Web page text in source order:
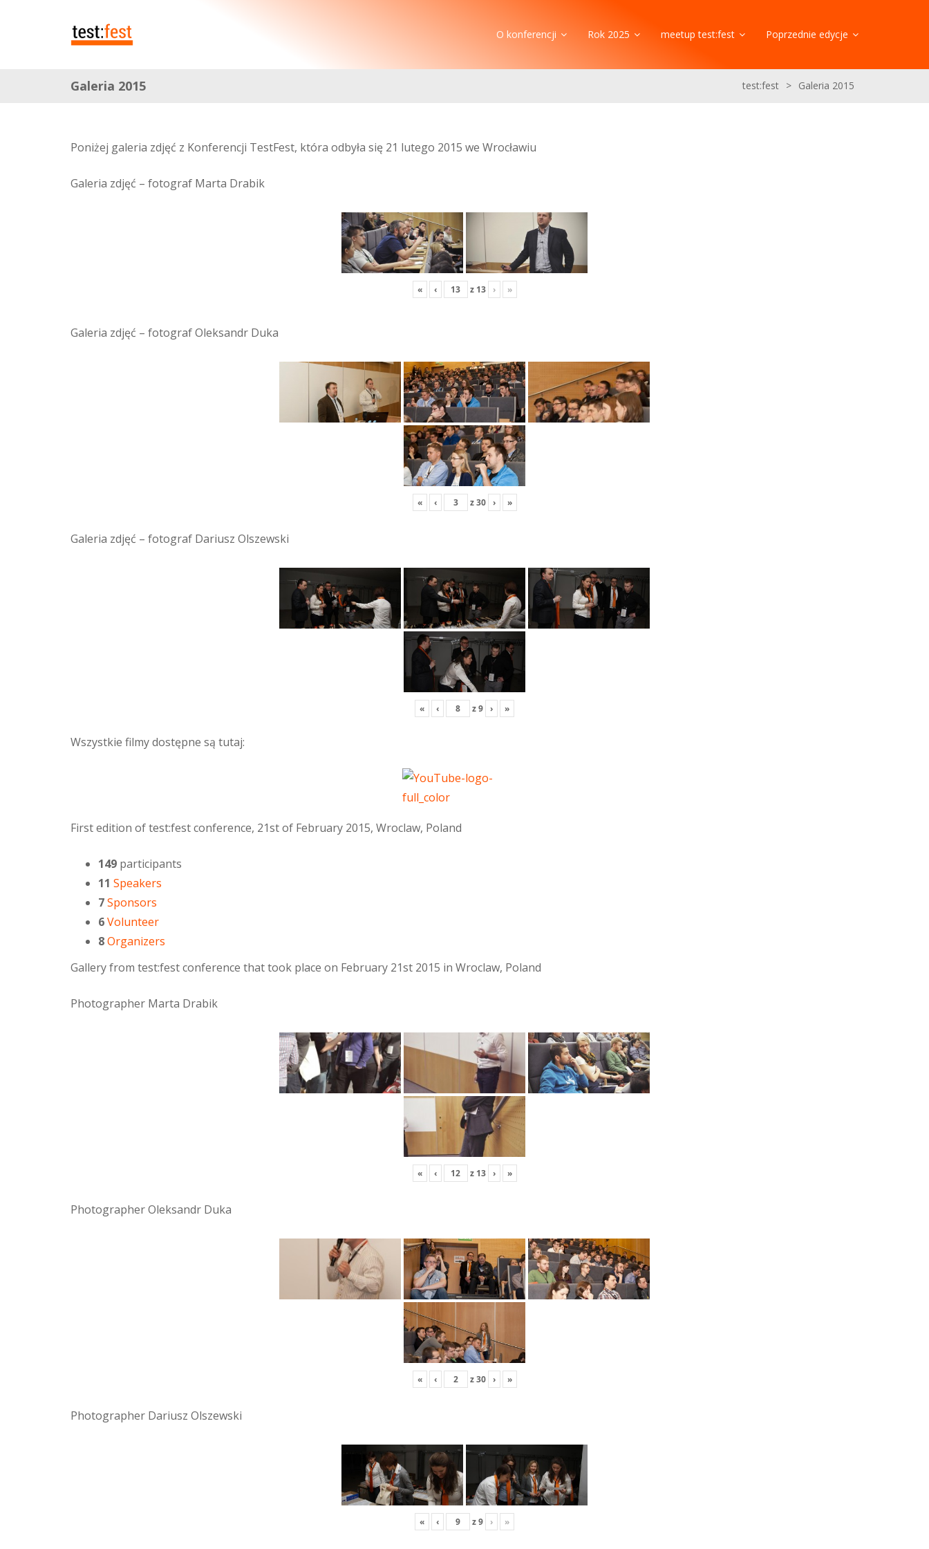
O konferencji Rok 2025 meetup test:fest Poprzednie edycje
Galeria 2015 test:fest > Galeria 2015
Poniżej galeria zdjęć z Konferencji TestFest, która odbyła się 21 lutego 2015 we Wrocławiu
Galeria zdjęć – fotograf Marta Drabik
« ‹ z 13 › »
Galeria zdjęć – fotograf Oleksandr Duka
« ‹ z30 › »
Galeria zdjęć – fotograf Dariusz Olszewski
« ‹ z9 › »
Wszystkie filmy dostępne są tutaj:
First edition of test:fest conference, 21st of February 2015, Wroclaw, Poland
149 participants
11 Speakers
7Sponsors
6Volunteer
8Organizers
Gallery from test:fest conference that took place on February 21st 2015 in Wroclaw, Poland
Photographer Marta Drabik
« ‹ z 13 › »
Photographer Oleksandr Duka
« ‹ z30 › »
Photographer Dariusz Olszewski
« ‹ z9 › »